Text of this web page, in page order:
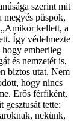
szerint mit
megyés püspök,
kellett, a
Így védelmezte
emberileg
és nemzetét is,
biztos utat. Nem
hogy nincs
Erős férfiként,
gesztusát tette:
nekünk,